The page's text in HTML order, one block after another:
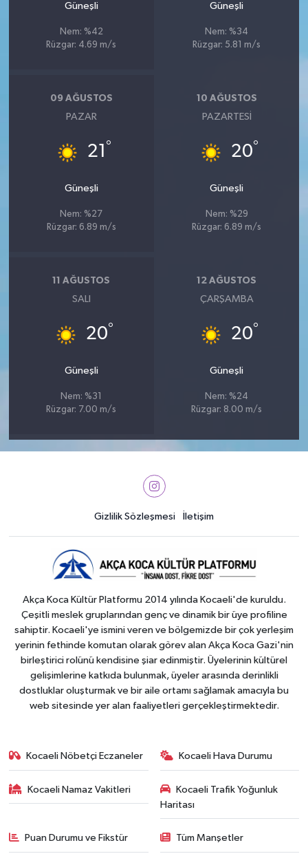
Güneşli
Nem: %42
Rüzgar: 4.69 m/s
Güneşli
Nem: %34
Rüzgar: 5.81 m/s
09 AĞUSTOS
PAZAR
21 °
Güneşli
Nem: %27
Rüzgar: 6.89 m/s
10 AĞUSTOS
PAZARTESI
20°
Güneşli
Nem: %29
Rüzgar: 6.89 m/s
11 AĞUSTOS
SALI
20°
Güneşli
Nem: %31
Rüzgar: 7.00 m/s
12 AĞUSTOS
ÇARŞAMBA
20°
Güneşli
Nem: %24
Rüzgar: 8.00 m/s
Gizlilik Sözleşmesi İletişim
Akça Koca Kültür Platformu 2014 yılında Kocaeli'de kuruldu.
Çeşitli meslek gruplarından genç ve dinamik bir üye profiline
sahiptir. Kocaeli'ye ismini veren ve bölgemizde bir çok yerleşim
yerinin fethinde komutan olarak görev alan Akça Koca Gazi'nin
birleştirici rolünü kendisine şiar edinmiştir. Üyelerinin kültürel
gelişimlerine katkıda bulunmak, üyeler arasında derinlikli
dostluklar oluşturmak ve bir aile ortamı sağlamak amacıyla bu
web sitesinde yer alan faaliyetleri gerçekleştirmektedir.
Kocaeli Nöbetçi Eczaneler Kocaeli Hava Durumu
Kocaeli Namaz Vakitleri
Kocaeli Trafik Yoğunluk
Haritası
Puan Durumu ve Fikstür Tüm Manşetler